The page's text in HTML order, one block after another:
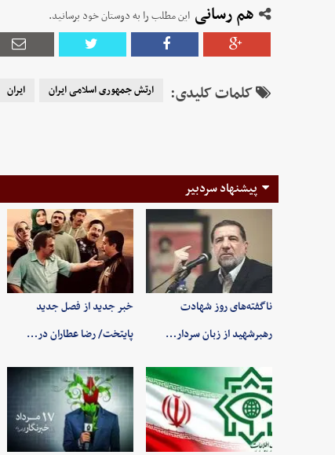
هم رسانی این مطلب را به دوستان خود برسانید.
کلمات کلیدی: ارتش جمهوری اسلامی ایران ایران
پیشنهاد سردبیر
ناگفته‌های روز شهادت
رهبرشهید از زبان سردار…
خبر جدید از فصل جدید
پایتخت/ رضا عطاران در…